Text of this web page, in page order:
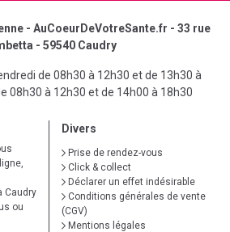
- AuCoeurDeVotreSante.fr - 33 rue
- 59540 Caudry
de 08h30 à 12h30 et de 13h30 à
08h30 à 12h30 et de 14h00 à 18h30
Caudry
ou
Divers
Prise de rendez-vous
Click & collect
Déclarer un effet indésirable
Conditions générales de vente
(CGV)
Mentions légales